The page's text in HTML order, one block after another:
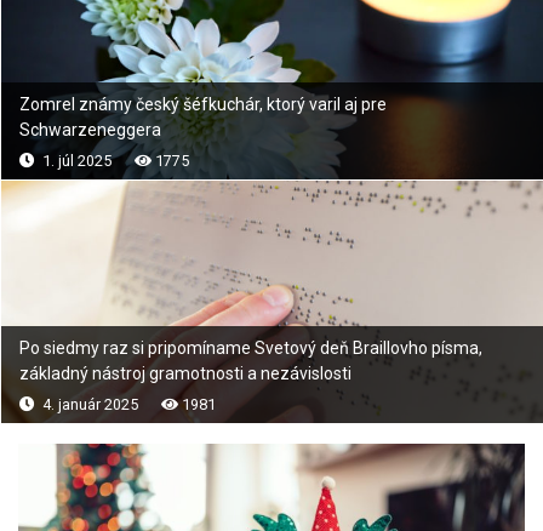
Zomrel známy český šéfkuchár, ktorý varil aj pre
Schwarzeneggera
1. júl 2025 1775
Po siedmy raz si pripomíname Svetový deň Braillovho písma,
základný nástroj gramotnosti a nezávislosti
4. január 2025 1981